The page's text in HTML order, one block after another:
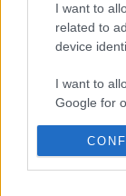
I want to
related to
device
I want to
Google for
I want to
működnek a
forgalomba
darab
Ugyanígy a
néhány
FUTÁR?
Király Dávid•2013.